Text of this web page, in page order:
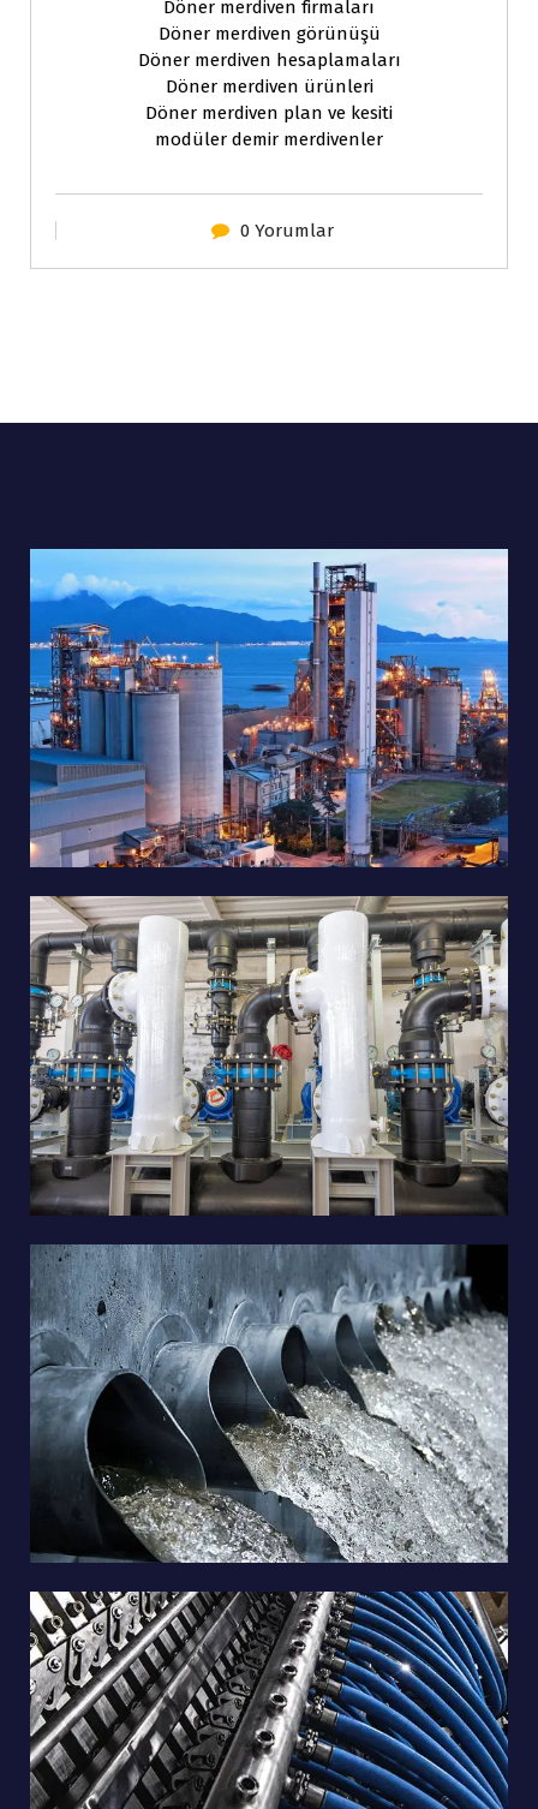
Döner merdiven firmaları
Döner merdiven görünüşü
Döner merdiven hesaplamaları
Döner merdiven ürünleri
Döner merdiven plan ve kesiti
modüler demir merdivenler
0 Yorumlar